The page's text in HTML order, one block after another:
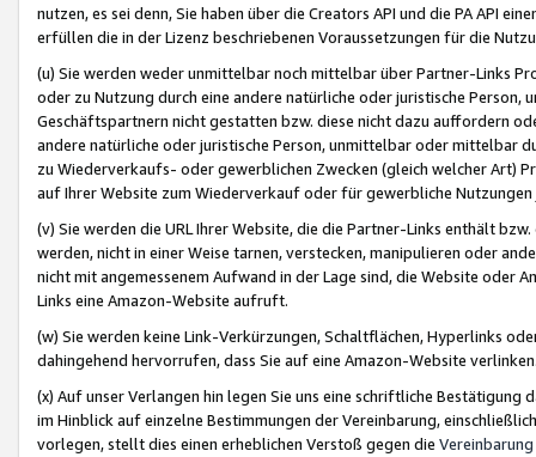
nutzen, es sei denn, Sie haben über die Creators API und die PA API
erfüllen die in der Lizenz beschriebenen Voraussetzungen für die
(u) Sie werden weder unmittelbar noch mittelbar über Partner-Links
oder zu Nutzung durch eine andere natürliche oder juristische
Geschäftspartnern nicht gestatten bzw. diese nicht dazu auffordern
andere natürliche oder juristische Person, unmittelbar oder mittelbar
zu Wiederverkaufs- oder gewerblichen Zwecken (gleich welcher Art)
auf Ihrer Website zum Wiederverkauf oder für gewerbliche
(v) Sie werden die URL Ihrer Website, die die Partner-Links enthält
werden, nicht in einer Weise tarnen, verstecken, manipulieren oder
nicht mit angemessenem Aufwand in der Lage sind, die Website oder
Links eine Amazon-Website aufruft.
(w) Sie werden keine Link-Verkürzungen, Schaltflächen, Hyperlinks
dahingehend hervorrufen, dass Sie auf eine Amazon-Website
(x) Auf unser Verlangen hin legen Sie uns eine schriftliche
im Hinblick auf einzelne Bestimmungen der Vereinbarung,
vorlegen, stellt dies einen erheblichen Verstoß gegen die Vereinbarung